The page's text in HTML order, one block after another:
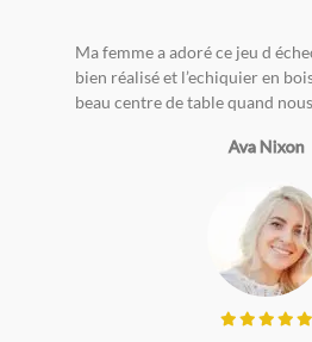
Ma femme a adoré ce jeu d
bien réalisé et l’echiquier en
beau centre de table quand
Ava Nixon